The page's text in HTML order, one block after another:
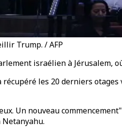
Trump. / AFP
israélien à Jérusalem,
les 20 derniers
Un nouveau